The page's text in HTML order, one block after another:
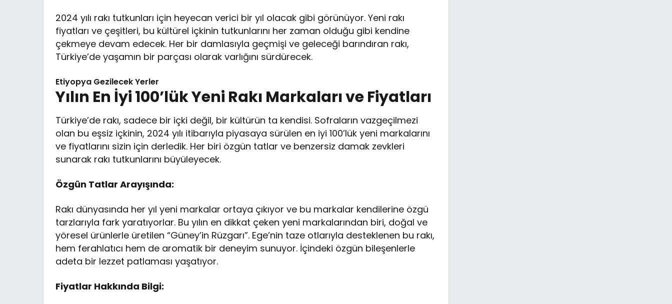
2024 yılı rakı tutkunları için heyecan verici bir yıl olacak gibi görünüyor. Yeni rakı
fiyatları ve çeşitleri, bu kültürel içkinin tutkunlarını her zaman olduğu gibi kendine
çekmeye devam edecek. Her bir damlasıyla geçmişi ve geleceği barındıran rakı,
Türkiye’de yaşamın bir parçası olarak varlığını sürdürecek.
Etiyopya Gezilecek Yerler
Yılın En İyi 100’lük Yeni Rakı Markaları ve Fiyatları
Türkiye’de rakı, sadece bir içki değil, bir kültürün ta kendisi. Sofraların vazgeçilmezi
olan bu eşsiz içkinin, 2024 yılı itibarıyla piyasaya sürülen en iyi 100’lük yeni markalarını
ve fiyatlarını sizin için derledik. Her biri özgün tatlar ve benzersiz damak zevkleri
sunarak rakı tutkunlarını büyüleyecek.
Özgün Tatlar Arayışında:
Rakı dünyasında her yıl yeni markalar ortaya çıkıyor ve bu markalar kendilerine özgü
tarzlarıyla fark yaratıyorlar. Bu yılın en dikkat çeken yeni markalarından biri, doğal ve
yöresel ürünlerle üretilen “Güney’in Rüzgarı”. Ege’nin taze otlarıyla desteklenen bu rakı,
hem ferahlatıcı hem de aromatik bir deneyim sunuyor. İçindeki özgün bileşenlerle
adeta bir lezzet patlaması yaşatıyor.
Fiyatlar Hakkında Bilgi: